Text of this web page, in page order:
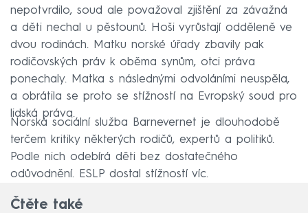
nepotvrdilo, soud ale považoval zjištění za závažná
a děti nechal u pěstounů. Hoši vyrůstají odděleně ve
dvou rodinách. Matku norské úřady zbavily pak
rodičovských práv k oběma synům, otci práva
ponechaly. Matka s následnými odvoláními neuspěla,
a obrátila se proto se stížností na Evropský soud pro
lidská práva.
Norská sociální služba Barnevernet je dlouhodobě
terčem kritiky některých rodičů, expertů a politiků.
Podle nich odebírá děti bez dostatečného
odůvodnění. ESLP dostal stížností víc.
Čtěte také